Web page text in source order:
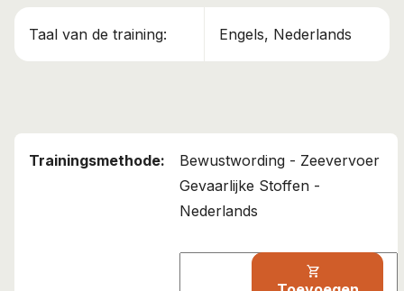
Taal van de training: Engels, Nederlands
Bewustwording - Zeevervoer
Gevaarlijke Stoffen -
Nederlands
shopping_cart